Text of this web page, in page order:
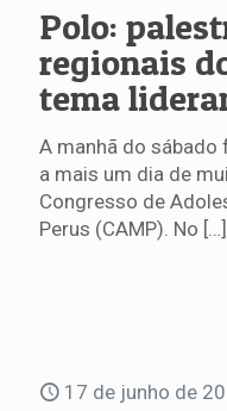
Polo:
regionais
tema
A manhã do
a mais um dia de
Congresso de
Perus (CAMP). No […]
17 de junho de